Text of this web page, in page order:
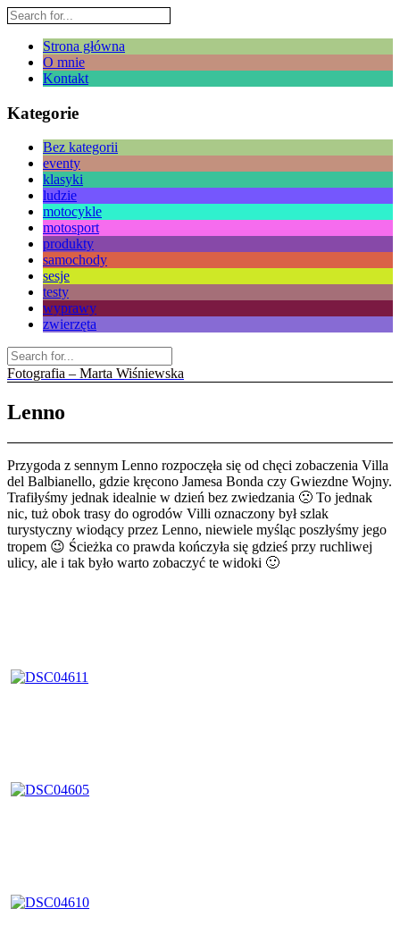
Strona główna
O mnie
Kontakt
Kategorie
Bez kategorii
eventy
klasyki
ludzie
motocykle
motosport
produkty
samochody
sesje
testy
wyprawy
zwierzęta
Fotografia – Marta Wiśniewska
Lenno
Przygoda z sennym Lenno rozpoczęła się od chęci zobaczenia Villa
del Balbianello, gdzie kręcono Jamesa Bonda czy Gwiezdne Wojny.
Trafiłyśmy jednak idealnie w dzień bez zwiedzania 🙁 To jednak
nic, tuż obok trasy do ogrodów Villi oznaczony był szlak
turystyczny wiodący przez Lenno, niewiele myśląc poszłyśmy jego
tropem 😉 Ścieżka co prawda kończyła się gdzieś przy ruchliwej
ulicy, ale i tak było warto zobaczyć te widoki 🙂